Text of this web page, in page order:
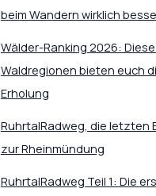
beim Wandern wirklich
Wälder-Ranking 2026:
Waldregionen bieten euch
Erholung
RuhrtalRadweg, die letzten
zur Rheinmündung
RuhrtalRadweg Teil 1: Die